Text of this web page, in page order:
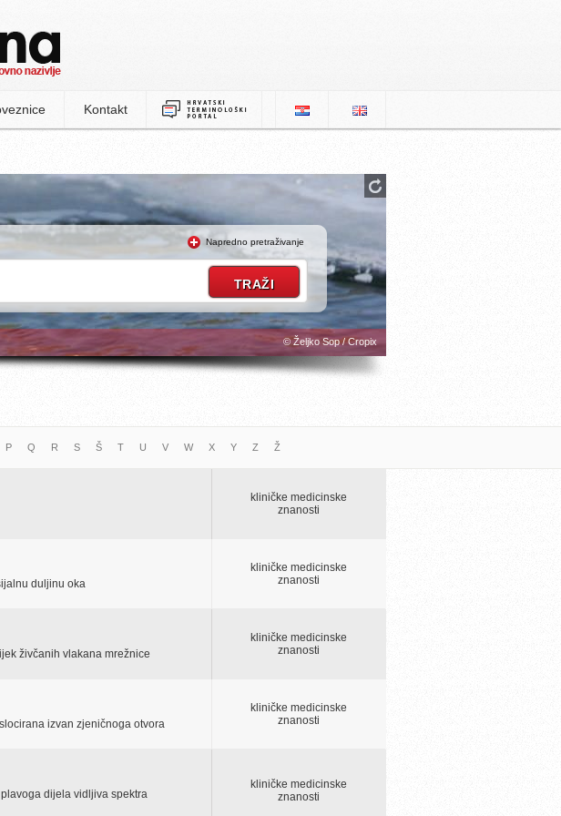
Kontakt
Napredno pretraživanje
© Željko Sop / Cropix
P Q R S Š T U V W X Y Z Ž
kliničke medicinske
znanosti
duljinu oka
kliničke medicinske
znanosti
živčanih vlakana mrežnice
kliničke medicinske
znanosti
izvan zjeničnoga otvora
kliničke medicinske
znanosti
dijela vidljiva spektra
kliničke medicinske
znanosti